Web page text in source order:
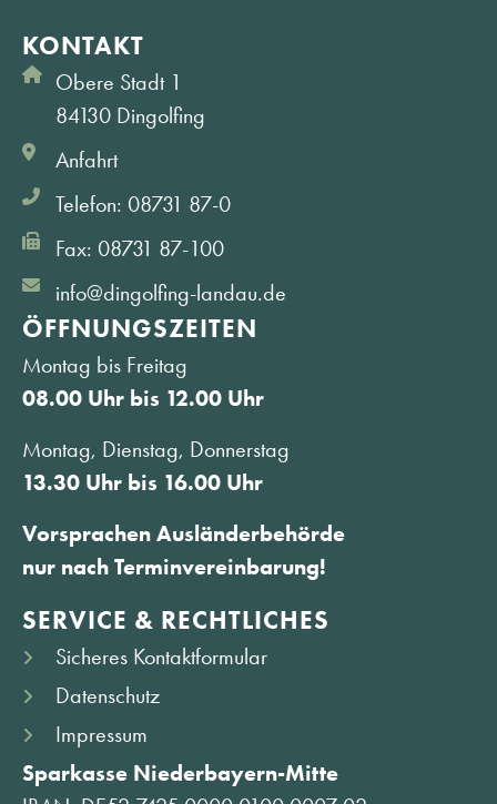
KONTAKT
Obere Stadt 1
84130 Dingolfing
Anfahrt
Telefon: 08731 87-0
Fax: 08731 87-100
info@dingolfing-landau.de
ÖFFNUNGS­ZEITEN
Montag bis Freitag
08.00 Uhr bis 12.00 Uhr
Montag, Dienstag, Donnerstag
13.30 Uhr bis 16.00 Uhr
Vorsprachen Ausländerbehörde
nur nach Terminvereinbarung!
SERVICE & RECHTLICHES
Sicheres Kontaktformular
Datenschutz
Impressum
Sparkasse Niederbayern-Mitte